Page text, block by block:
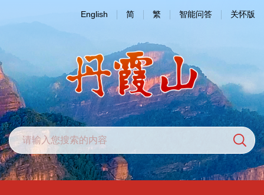
English 简 繁 智能问答 关怀版